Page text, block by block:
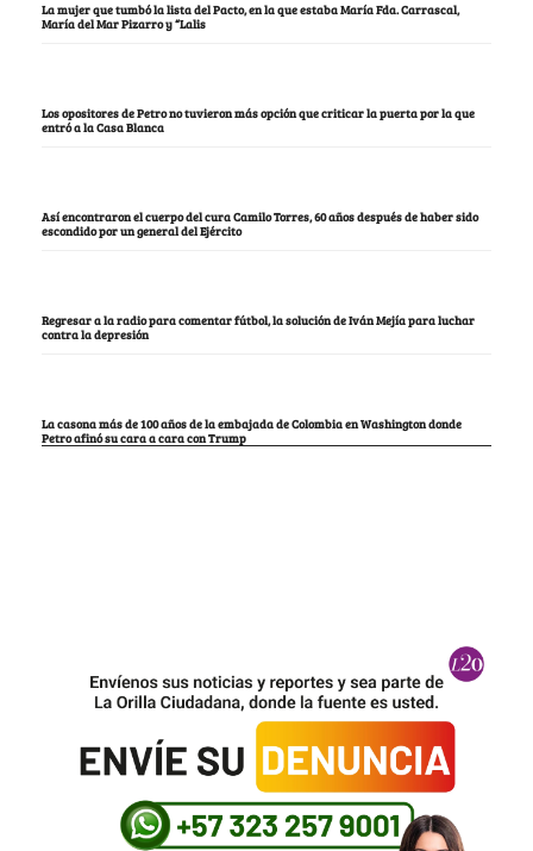
La mujer que tumbó la lista del Pacto, en la que estaba María Fda. Carrascal,
María del Mar Pizarro y “Lalis
Los opositores de Petro no tuvieron más opción que criticar la puerta por la que
entró a la Casa Blanca
Así encontraron el cuerpo del cura Camilo Torres, 60 años después de haber sido
escondido por un general del Ejército
Regresar a la radio para comentar fútbol, la solución de Iván Mejía para luchar
contra la depresión
La casona más de 100 años de la embajada de Colombia en Washington donde
Petro afinó su cara a cara con Trump